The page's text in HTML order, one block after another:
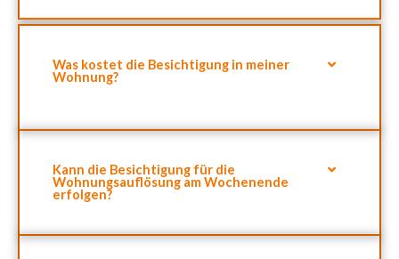
Was kostet die Besichtigung in meiner
Wohnung?
Kann die Besichtigung für die
Wohnungsauflösung am Wochenende
erfolgen?